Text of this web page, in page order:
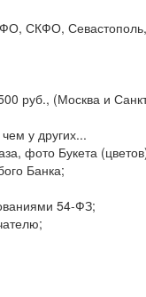
СКФО,
руб., (Москва и
у других...
фото Букета
Банка;
54-ФЗ;